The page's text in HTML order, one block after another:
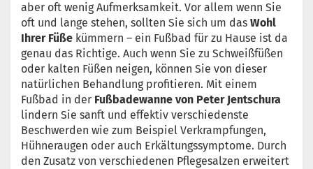
aber oft wenig Aufmerksamkeit. Vor allem wenn Sie
oft und lange stehen, sollten Sie sich um das Wohl
Ihrer Füße kümmern – ein Fußbad für zu Hause ist da
genau das Richtige. Auch wenn Sie zu Schweißfüßen
oder kalten Füßen neigen, können Sie von dieser
natürlichen Behandlung profitieren. Mit einem
Fußbad in der Fußbadewanne von Peter Jentschura
lindern Sie sanft und effektiv verschiedenste
Beschwerden wie zum Beispiel Verkrampfungen,
Hühneraugen oder auch Erkältungssymptome. Durch
den Zusatz von verschiedenen Pflegesalzen erweitert